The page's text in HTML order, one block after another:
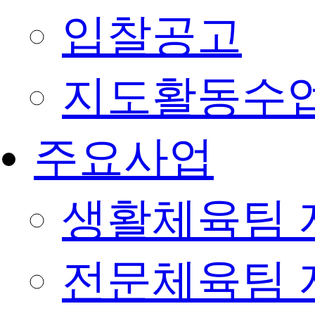
입찰공고
지도활동수
주요사업
생활체육팀
전문체육팀